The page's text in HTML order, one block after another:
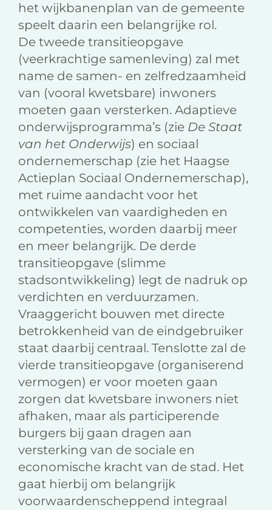
het wijkbanenplan van de gemeente
speelt daarin een belangrijke rol.
De tweede transitieopgave
(veerkrachtige samenleving) zal met
name de samen- en zelfredzaamheid
van (vooral kwetsbare) inwoners
moeten gaan versterken. Adaptieve
onderwijsprogramma’s (zie De Staat
van het Onderwijs) en sociaal
ondernemerschap (zie het Haagse
Actieplan Sociaal Ondernemerschap),
met ruime aandacht voor het
ontwikkelen van vaardigheden en
competenties, worden daarbij meer
en meer belangrijk. De derde
transitieopgave (slimme
stadsontwikkeling) legt de nadruk op
verdichten en verduurzamen.
Vraaggericht bouwen met directe
betrokkenheid van de eindgebruiker
staat daarbij centraal. Tenslotte zal de
vierde transitieopgave (organiserend
vermogen) er voor moeten gaan
zorgen dat kwetsbare inwoners niet
afhaken, maar als participerende
burgers bij gaan dragen aan
versterking van de sociale en
economische kracht van de stad. Het
gaat hierbij om belangrijk
voorwaardenscheppend integraal